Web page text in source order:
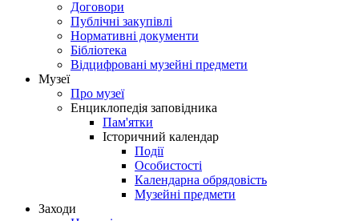
Договори
Публічні закупівлі
Нормативні документи
Бібліотека
Відцифровані музейні предмети
Музеї
Про музеї
Енциклопедія заповідника
Пам'ятки
Історичний календар
Події
Особистості
Календарна обрядовість
Музейні предмети
Заходи